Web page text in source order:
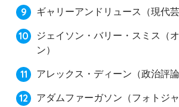
ギャリーアンドリュース（現代芸
ジェイソン・バリー・スミス（
ン）
アレックス・ディーン（政治評論
アダムファーガソン（フォトジ